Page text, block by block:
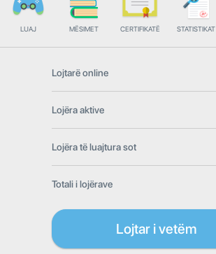
LUAJ MËSIMET CERTIFIKATË STATISTIKAT
Lojtarë online
Lojëra aktive
Lojëra të luajtura sot
Totali i lojërave
Lojtar i vetëm